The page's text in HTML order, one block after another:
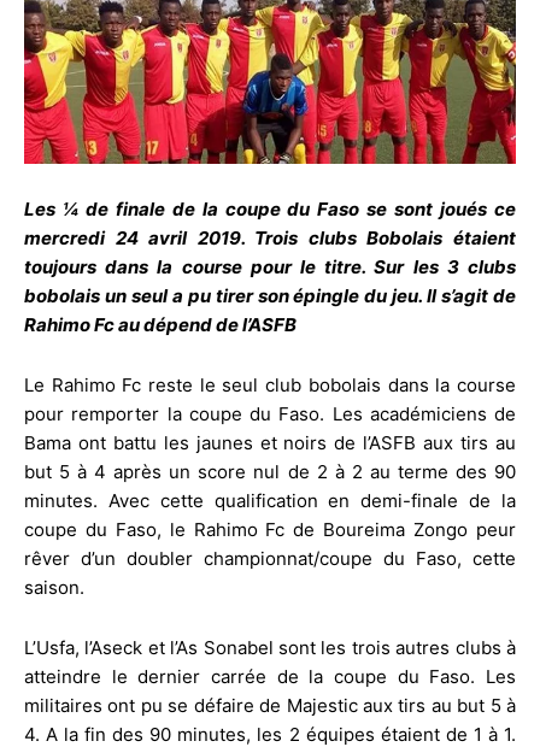
Les ¼ de finale de la coupe du Faso se sont joués ce
mercredi 24 avril 2019. Trois clubs Bobolais étaient
toujours dans la course pour le titre. Sur les 3 clubs
bobolais un seul a pu tirer son épingle du jeu. Il s’agit de
Rahimo Fc au dépend de l’ASFB
Le Rahimo Fc reste le seul club bobolais dans la course
pour remporter la coupe du Faso. Les académiciens de
Bama ont battu les jaunes et noirs de l’ASFB aux tirs au
but 5 à 4 après un score nul de 2 à 2 au terme des 90
minutes. Avec cette qualification en demi-finale de la
coupe du Faso, le Rahimo Fc de Boureima Zongo peur
rêver d’un doubler championnat/coupe du Faso, cette
saison.
L’Usfa, l’Aseck et l’As Sonabel sont les trois autres clubs à
atteindre le dernier carrée de la coupe du Faso. Les
militaires ont pu se défaire de Majestic aux tirs au but 5 à
4. A la fin des 90 minutes, les 2 équipes étaient de 1 à 1.